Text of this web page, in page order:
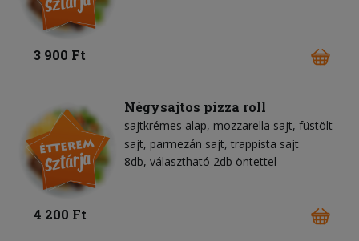
3 900 Ft
Négysajtos pizza roll
sajtkrémes alap mozzarella sajt füstölt
sajt parmezán sajt trappista sajt
8db, választható 2db öntettel
4 200 Ft